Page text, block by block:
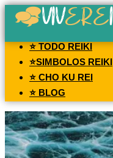
⭐ TODO REIKI
⭐SIMBOLOS REIKI
⭐ CHO KU REI
⭐ BLOG